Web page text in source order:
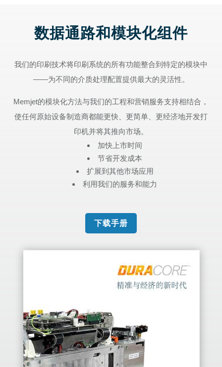
数据通路和模块化组件
我们的印刷技术将印刷系统的所有功能整合到特定的模块中
——为不同的介质处理配置提供最大的灵活性。
Memjet的模块化方法与我们的工程和营销服务支持相结合，
使任何原始设备制造商都能更快、更简单、更经济地开发打
印机并将其推向市场。
加快上市时间
节省开发成本
扩展到其他市场应用
利用我们的服务和能力
下载手册